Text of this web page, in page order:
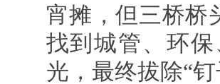
宵摊，但三桥桥
找到城管、环
光，最终拔除“钉